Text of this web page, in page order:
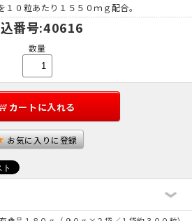
０粒あたり１５５０ｍｇ配合。
番号:40616
数量
カートに入れる
お気に入りに登録